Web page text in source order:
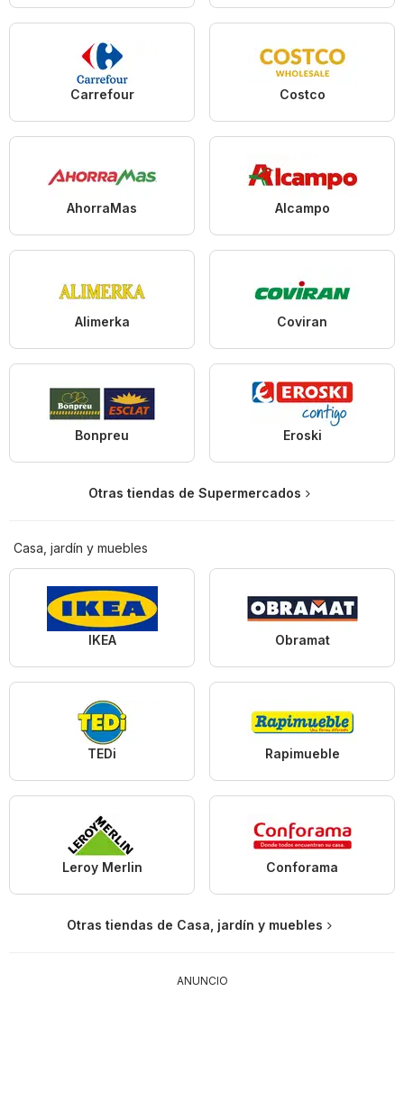
Carrefour Costco
AhorraMas Alcampo
Alimerka Coviran
Bonpreu Eroski
Otras tiendas de Supermercados
Casa, jardín y muebles
IKEA Obramat
TEDi Rapimueble
Leroy Merlin Conforama
Otras tiendas de Casa, jardín y muebles
ANUNCIO